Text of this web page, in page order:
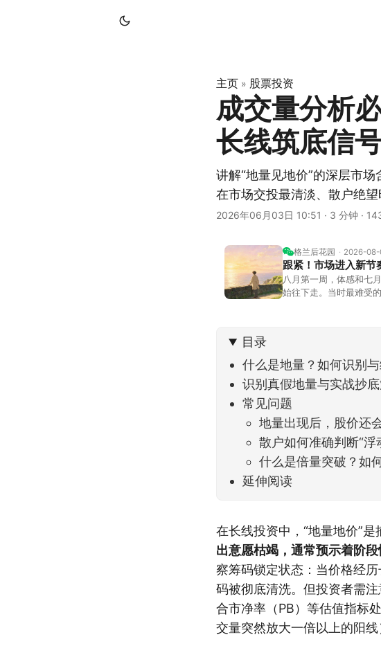
主页 » 股票投资
成交量分析
长线筑底信
讲解“地量见地价”的深层市
在市场交投最清淡、散户绝望
2026年06月03日 10:51 · 3 分钟 ·
格兰后花园 2026-08-
跟紧！市场进入新节
八月第一周，体感和七
始往下走。当时最难受
目录
什么是地量？如何识别与
识别真假地量与实战抄
常见问题
地量出现后，股价还
散户如何准确判断“浮
什么是倍量突破？如
延伸阅读
在长线投资中，“地量地价”
出意愿枯竭，通常预示着阶
察筹码锁定状态：当价格经
码被彻底清洗。但投资者需
合市净率（PB）等估值指标
交量突然放大一倍以上的阳